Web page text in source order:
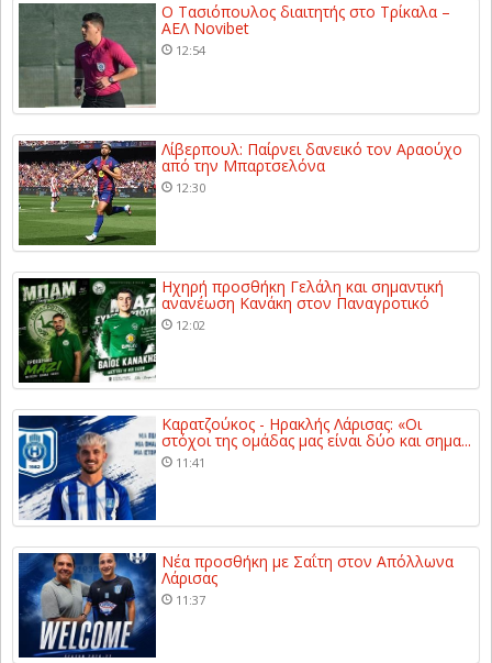
Ο Τασιόπουλος διαιτητής στο Τρίκαλα –
ΑΕΛ Novibet
12:54
Λίβερπουλ: Παίρνει δανεικό τον Αραούχο
από την Μπαρτσελόνα
12:30
Ηχηρή προσθήκη Γελάλη και σημαντική
ανανέωση Κανάκη στον Παναγροτικό
12:02
Καρατζούκος - Ηρακλής Λάρισας: «Οι
στόχοι της ομάδας μας είναι δύο και σημα...
11:41
Νέα προσθήκη με Σαΐτη στον Απόλλωνα
Λάρισας
11:37